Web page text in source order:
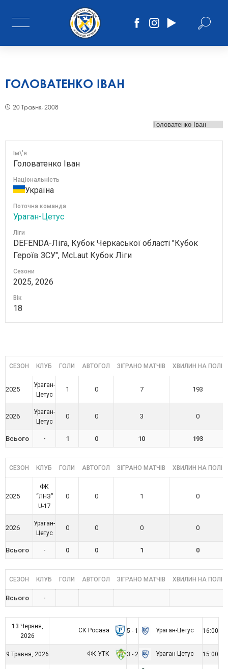
ГОЛОВАТЕНКО ІВАН
20 Травня, 2008
Ім\'я
Головатенко Іван
Національність
Україна
Поточна команда
Ураган-Цетус
Ліги
DEFENDA-Ліга, Кубок Черкаської області "Кубок
Героїв ЗСУ", McLaut Кубок Ліги
Сезони
2025, 2026
Вік
18
СЕЗОН КЛУБ ГОЛИ АВТОГОЛ ЗІГРАНО МАТЧІВ ХВИЛИН НА ПОЛІ
2025
Ураган-
Цетус
1 0 7 193
2026
Ураган-
Цетус
0 0 3 0
Всього - 1 0 10 193
СЕЗОН КЛУБ ГОЛИ АВТОГОЛ ЗІГРАНО МАТЧІВ ХВИЛИН НА ПОЛІ
2025
ФК
“ЛНЗ”
U-17
0 0 1 0
2026
Ураган-
Цетус
0 0 0 0
Всього - 0 0 1 0
СЕЗОН КЛУБ ГОЛИ АВТОГОЛ ЗІГРАНО МАТЧІВ ХВИЛИН НА ПОЛІ
Всього -
13 Червня,
2026
СК Росава 5 - 1 Ураган-Цетус 16:00
9 Травня, 2026 ФК УТК 3 - 2 Ураган-Цетус 15:00